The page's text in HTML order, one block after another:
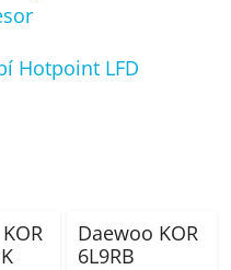
Hotpoint LFD
Daewoo KOR
6L9RB